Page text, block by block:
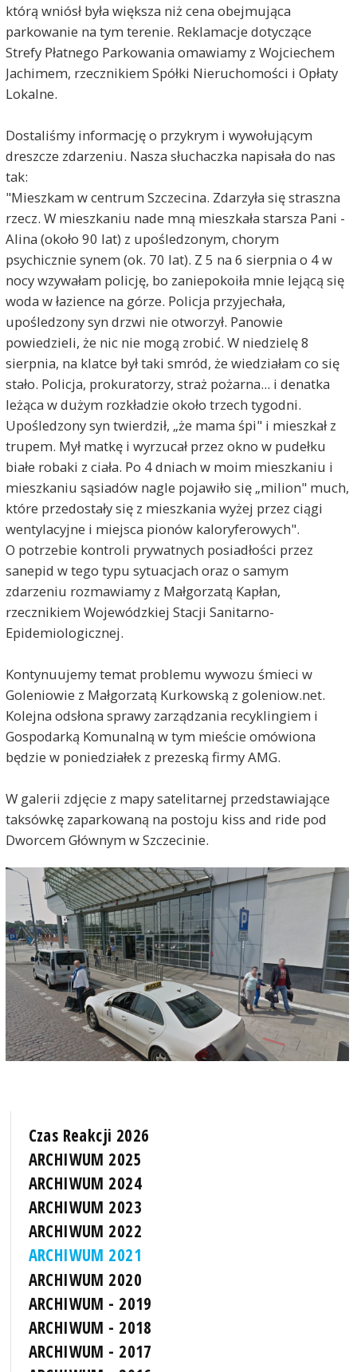
którą wniósł była większa niż cena obejmująca
parkowanie na tym terenie. Reklamacje dotyczące
Strefy Płatnego Parkowania omawiamy z Wojciechem
Jachimem, rzecznikiem Spółki Nieruchomości i Opłaty
Lokalne.
Dostaliśmy informację o przykrym i wywołującym
dreszcze zdarzeniu. Nasza słuchaczka napisała do nas
tak:
"Mieszkam w centrum Szczecina. Zdarzyła się straszna
rzecz. W mieszkaniu nade mną mieszkała starsza Pani -
Alina (około 90 lat) z upośledzonym, chorym
psychicznie synem (ok. 70 lat). Z 5 na 6 sierpnia o 4 w
nocy wzywałam policję, bo zaniepokoiła mnie lejącą się
woda w łazience na górze. Policja przyjechała,
upośledzony syn drzwi nie otworzył. Panowie
powiedzieli, że nic nie mogą zrobić. W niedzielę 8
sierpnia, na klatce był taki smród, że wiedziałam co się
stało. Policja, prokuratorzy, straż pożarna... i denatka
leżąca w dużym rozkładzie około trzech tygodni.
Upośledzony syn twierdził, „że mama śpi" i mieszkał z
trupem. Mył matkę i wyrzucał przez okno w pudełku
białe robaki z ciała. Po 4 dniach w moim mieszkaniu i
mieszkaniu sąsiadów nagle pojawiło się „milion" much,
które przedostały się z mieszkania wyżej przez ciągi
wentylacyjne i miejsca pionów kaloryferowych".
O potrzebie kontroli prywatnych posiadłości przez
sanepid w tego typu sytuacjach oraz o samym
zdarzeniu rozmawiamy z Małgorzatą Kapłan,
rzecznikiem Wojewódzkiej Stacji Sanitarno-
Epidemiologicznej.
Kontynuujemy temat problemu wywozu śmieci w
Goleniowie z Małgorzatą Kurkowską z goleniow.net.
Kolejna odsłona sprawy zarządzania recyklingiem i
Gospodarką Komunalną w tym mieście omówiona
będzie w poniedziałek z prezeską firmy AMG.
W galerii zdjęcie z mapy satelitarnej przedstawiające
taksówkę zaparkowaną na postoju kiss and ride pod
Dworcem Głównym w Szczecinie.
Czas Reakcji 2026
ARCHIWUM 2025
ARCHIWUM 2024
ARCHIWUM 2023
ARCHIWUM 2022
ARCHIWUM 2021
ARCHIWUM 2020
ARCHIWUM - 2019
ARCHIWUM - 2018
ARCHIWUM - 2017